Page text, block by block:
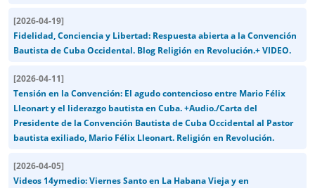
[2026-04-19]
Fidelidad, Conciencia y Libertad: Respuesta abierta a la Convención
Bautista de Cuba Occidental. Blog Religión en Revolución.+ VIDEO.
[2026-04-11]
Tensión en la Convención: El agudo contencioso entre Mario Félix
Lleonart y el liderazgo bautista en Cuba. +Audio./Carta del
Presidente de la Convención Bautista de Cuba Occidental al Pastor
bautista exiliado, Mario Félix Lleonart. Religión en Revolución.
[2026-04-05]
Videos 14ymedio: Viernes Santo en La Habana Vieja y en